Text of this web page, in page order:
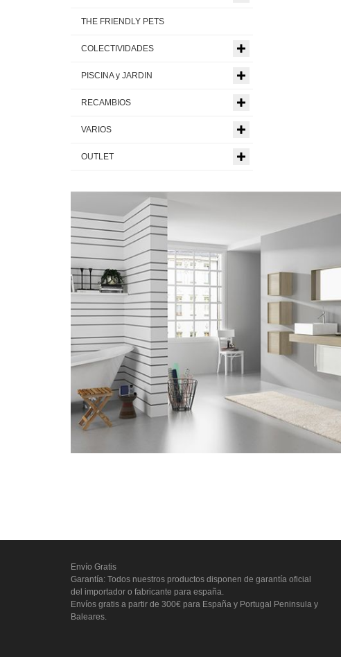
THE FRIENDLY PETS
COLECTIVIDADES
PISCINA y JARDIN
RECAMBIOS
VARIOS
OUTLET
Envío Gratis
Garantía: Todos nuestros productos disponen de garantía oficial
del importador o fabricante para españa.
Envíos gratis a partir de 300€ para España y Portugal Peninsula y
Baleares.